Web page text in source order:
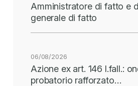
Amministratore di fatto e
generale di fatto
06/08/2026
Azione ex art. 146 l.fall.:
probatorio rafforzato…